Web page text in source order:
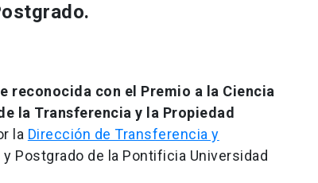
reconocida con el Premio a la Ciencia
la Transferencia y la Propiedad
la Dirección de Transferencia y
Postgrado de la Pontificia Universidad